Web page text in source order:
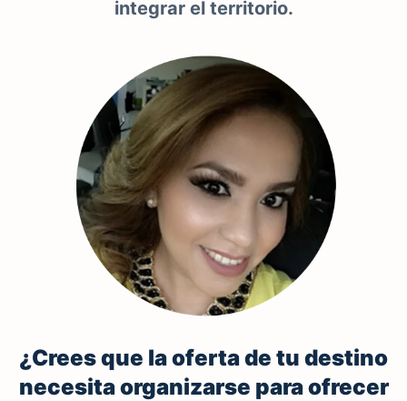
integrar el territorio.
¿Crees que la oferta de tu destino
necesita organizarse para ofrecer